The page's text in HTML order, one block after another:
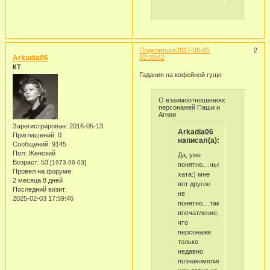
Поделиться 2
2017-06-05
02:35:42
Arkadia06
КТ
Зарегистрирован: 2016-05-13
Приглашений: 0
Сообщений: 9145
Пол: Женский
Возраст: 53 [1973-06-03]
Провел на форуме:
2 месяца 8 дней
Последний визит:
2025-02-03 17:59:46
Гадания на кофейной гуще
О взаимоотношениях
персонажей Паши и
Агнии
Arkadia06
написал(а):
Да, уже
понятно....чья
хата:) мне
вот другое
не
понятно....такое
впечатление,
что
персонажи
только
недавно
познакомились....